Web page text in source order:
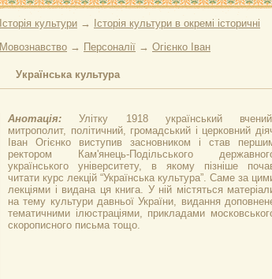
Історія культури →
Історія культури в окремі історичні
Мовознавство → Персоналії → Огієнко Іван
Українська культура
Анотація:Улітку 1918 український
митрополит, політичний, громадський і церковний
Іван Огієнко виступив засновником і став
ректором Кам'янець-Подільського
українського університету, в якому пізніше
читати курс лекцій “Українська культура”. Саме за
лекціями і видана ця книга. У ній містяться
на тему культури давньої України, видання
тематичними ілюстраціями, прикладами
скорописного письма тощо.